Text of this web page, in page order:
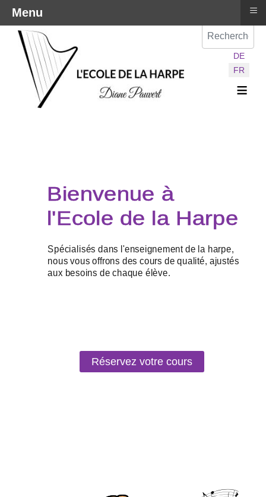
Sélectionnez
DE
FR
≡
Réservez votre cours
Menu ≡